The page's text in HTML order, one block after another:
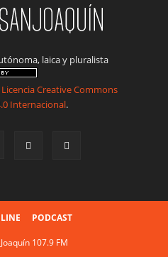
laica y pluralista
Licencia Creative Commons
Internacional.
PODCAST
107.9 FM